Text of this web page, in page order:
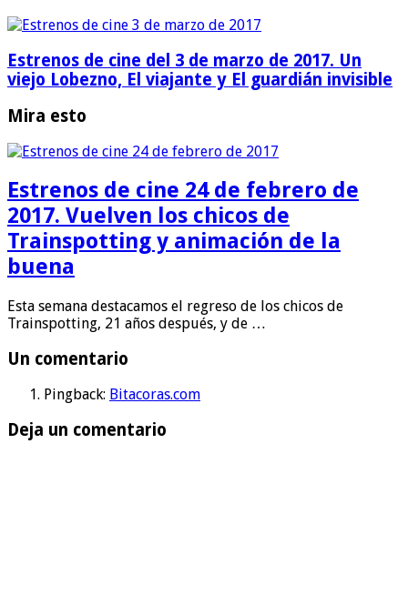
Estrenos de cine del 3 de marzo de 2017. Un
viejo Lobezno, El viajante y El guardián invisible
Mira esto
Estrenos de cine 24 de febrero de
2017. Vuelven los chicos de
Trainspotting y animación de la
buena
Esta semana destacamos el regreso de los chicos de
Trainspotting, 21 años después, y de …
Un comentario
Pingback: Bitacoras.com
Deja un comentario